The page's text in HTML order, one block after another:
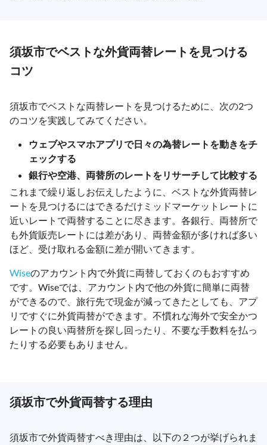
須坂市でベストな外貨両替レートを見つける
コツ
須坂市でベストな両替レートを見つけるために、次の2つ
のコツを実践してみてください。
ウェブやスマホアプリで日々の為替レートを動きをチ
ェックする
銀行や空港、両替所のレートをリサーチして比較する
これまで繰り返しお伝えしたように、ベストな外貨両替レ
ートを見つけるにはできるだけミッドマーケットレートに
近いレートで両替することに尽きます。各銀行、両替所で
も外貨販売レートには差があり、両替金額が多ければ多い
ほど、受け取れる金額に差が開いてきます。
Wiseのアカウント内で外貨に両替しておくのもおすすめ
です。Wiseでは、アカウント内で他の外貨に簡単に両替
ができるので、旅行先で現金が減ってきたとしても、アプ
リですぐに外貨両替ができます。不慣れな海外で安全かつ
レートの良い両替所を探し回ったり、不要な手数料を払っ
たりする必要もありません。
須坂市で外貨両替する理由
須坂市で外貨両替すべき理由は、以下の２つが挙げられま